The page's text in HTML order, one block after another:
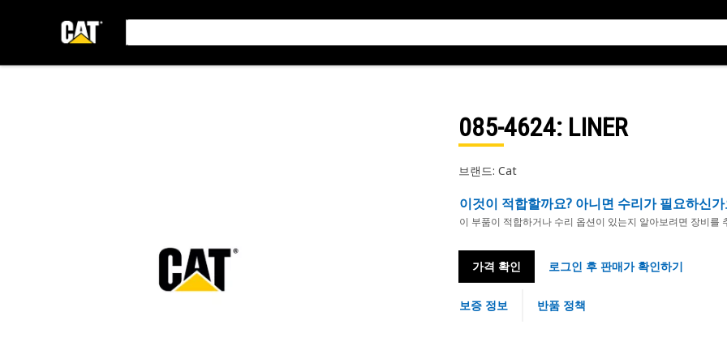
085-4624: LINER
브랜드: Cat
이것이 적합할까요? 아니면 수리가 필요하신가
이 부품이 적합하거나 수리 옵션이 있는지 알아보려면 장비를
가격 확인 로그인 후 판매가 확인하기
보증 정보 반품 정책